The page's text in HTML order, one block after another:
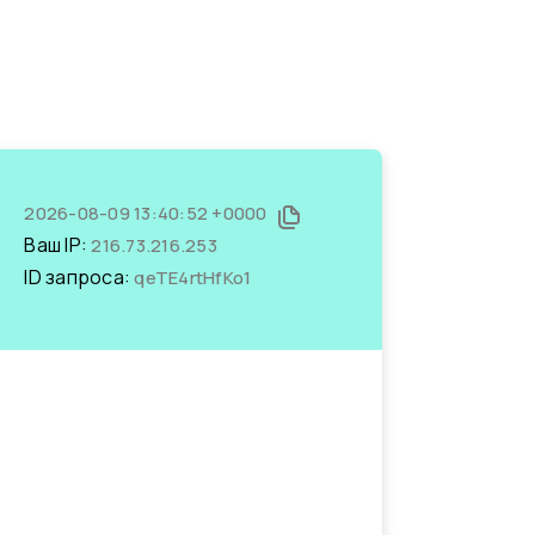
2026-08-09 13:40:52 +0000
Ваш IP:216.73.216.253
ID запроса:qeTE4rtHfKo1